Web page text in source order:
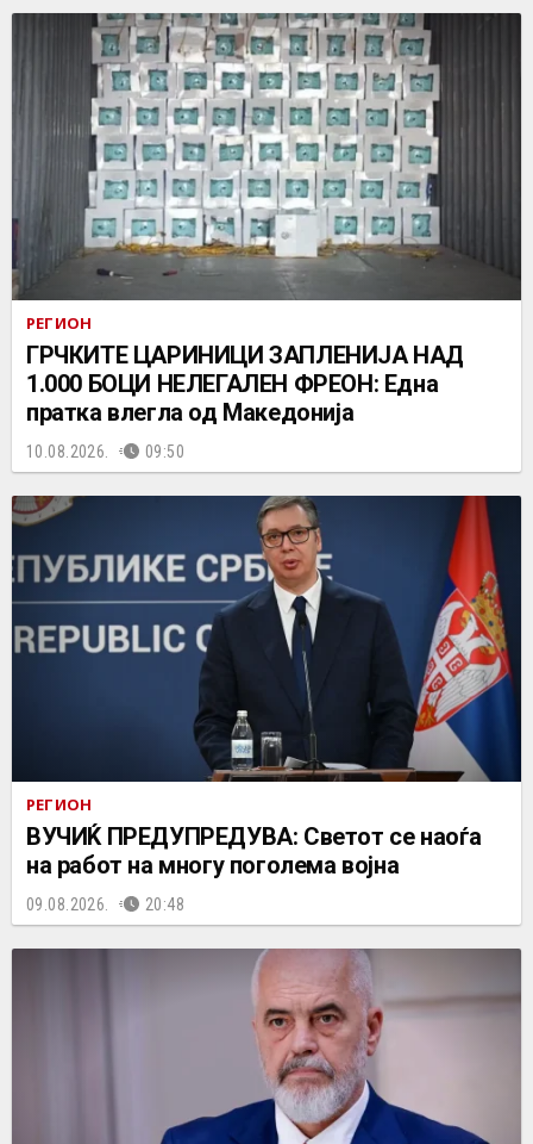
РЕГИОН
ГРЧКИТЕ ЦАРИНИЦИ ЗАПЛЕНИЈА НАД
1.000 БОЦИ НЕЛЕГАЛЕН ФРЕОН: Една
пратка влегла од Македонија
10.08.2026. 09:50
РЕГИОН
ВУЧИЌ ПРЕДУПРЕДУВА: Светот се наоѓа
на работ на многу поголема војна
09.08.2026. 20:48